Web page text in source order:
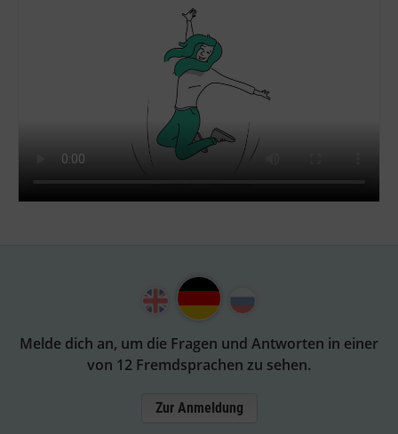
Melde dich an, um die Fragen und Antworten in einer
von 12 Fremdsprachen zu sehen.
Zur Anmeldung